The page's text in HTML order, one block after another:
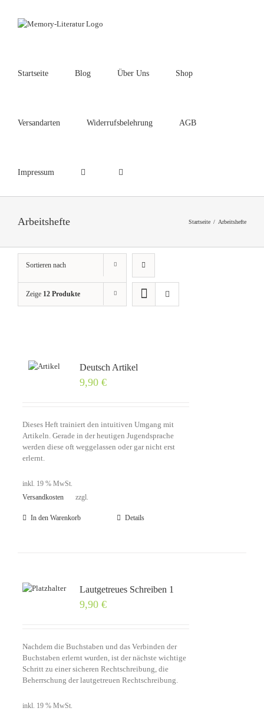
Inhalt
springen
Startseite Blog Über Uns Shop
Versandarten Widerrufsbelehrung AGB
Impressum
Arbeitshefte Startseite / Arbeitshefte
Sortieren nach
Zeige 12 Produkte
Deutsch Artikel
9,90 €
Dieses Heft trainiert den intuitiven Umgang mit
Artikeln. Gerade in der heutigen Jugendsprache
werden diese oft weggelassen oder gar nicht erst
erlernt.
inkl. 19 % MwSt.
zzgl.
Versandkosten
In den Warenkorb Details
Lautgetreues Schreiben 1
9,90 €
Nachdem die Buchstaben und das Verbinden der
Buchstaben erlernt wurden, ist der nächste wichtige
Schritt zu einer sicheren Rechtschreibung, die
Beherrschung der lautgetreuen Rechtschreibung.
inkl. 19 % MwSt.